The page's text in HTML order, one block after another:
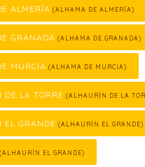
ALMERÍA (ALHAMA DE ALMERÍA)
GRANADA (ALHAMA DE GRANADA)
MURCIA (ALHAMA DE MURCIA)
LA TORRE (ALHAURÍN DE LA
EL GRANDE (ALHAURÍN EL GRANDE)
(ALHAURÍN EL GRANDE)